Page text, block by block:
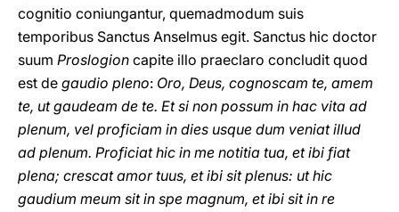
cognitio coniungantur, quemadmodum suis
temporibus Sanctus Anselmus egit. Sanctus hic doctor
suum Proslogion capite illo praeclaro concludit quod
est de gaudio pleno: Oro, Deus, cognoscam te, amem
te, ut gaudeam de te. Et si non possum in hac vita ad
plenum, vel proficiam in dies usque dum veniat illud
ad plenum. Proficiat hic in me notitia tua, et ibi fiat
plena; crescat amor tuus, et ibi sit plenus: ut hic
gaudium meum sit in spe magnum, et ibi sit in re